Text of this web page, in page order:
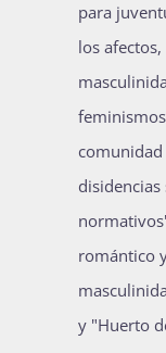
para
los
romántico
y "Huerto